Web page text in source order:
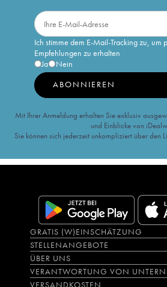
Ich stimme dem E-Mail-Tracking zu, um
Empfehlungen zu erhalten
Ja
Nein
ABONNIEREN
Mit Ihrer Anmeldung erhalten Sie exklusiv
und Einblicke von
Sie können sich jederzeit unkompliziert über den
GRATIS (W)EINSCHÄTZUNG
STELLENANGEBOTE
ÜBER UNS
VERANTWORTUNG VON
VERSANDKOSTEN